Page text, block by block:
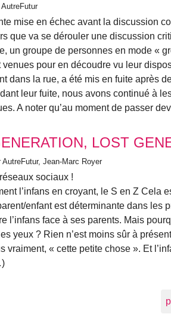
mise en échec avant la discussion
que va se dérouler une discussion
un groupe de personnes en mode «
pour en découdre vu leur
dans la rue, a été mis en fuite après
leur fuite, nous avons continué à
A noter qu’au moment de passer
LOST
AutreFutur, Jean-Marc Royer
sociaux !
l’infans en croyant, le S en Z Cela
enfant est déterminante dans les
l’infans face à ses parents. Mais
yeux ? Rien n’est moins sûr à
vraiment, « cette petite chose ». Et